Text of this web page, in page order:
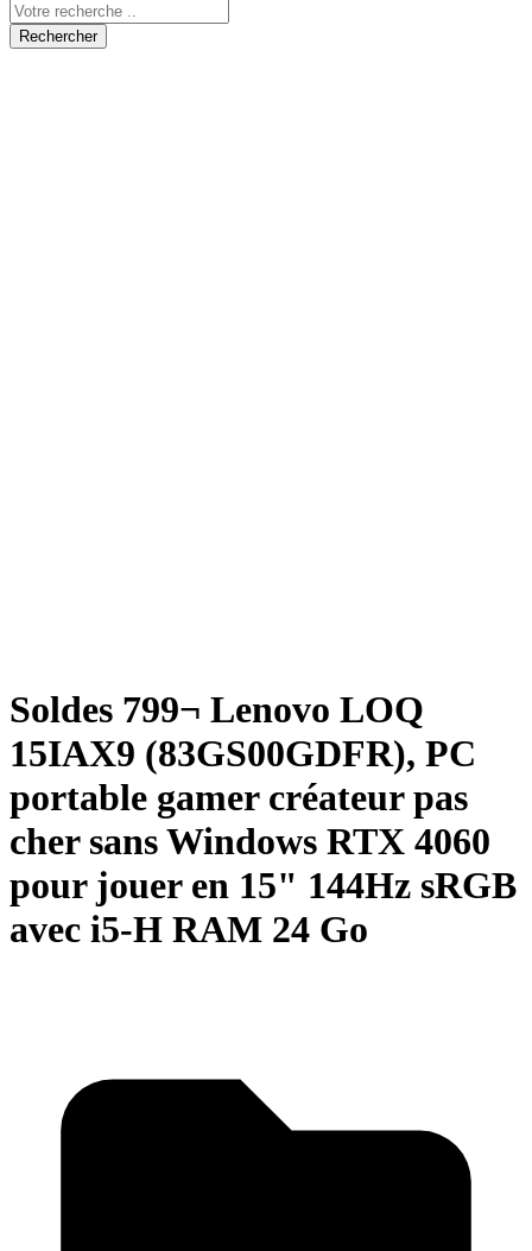
Rechercher
Soldes 799¬ Lenovo LOQ
15IAX9 (83GS00GDFR), PC
portable gamer créateur pas
cher sans Windows RTX 4060
pour jouer en 15" 144Hz sRGB
avec i5-H RAM 24 Go